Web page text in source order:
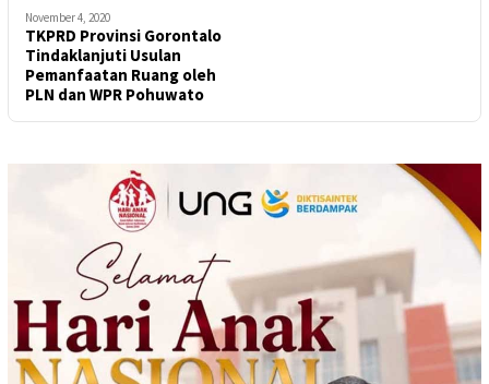
November 4, 2020
TKPRD Provinsi Gorontalo
Tindaklanjuti Usulan
Pemanfaatan Ruang oleh
PLN dan WPR Pohuwato